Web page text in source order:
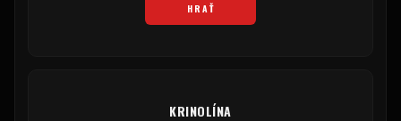
HRAŤ
KRINOLÍNA